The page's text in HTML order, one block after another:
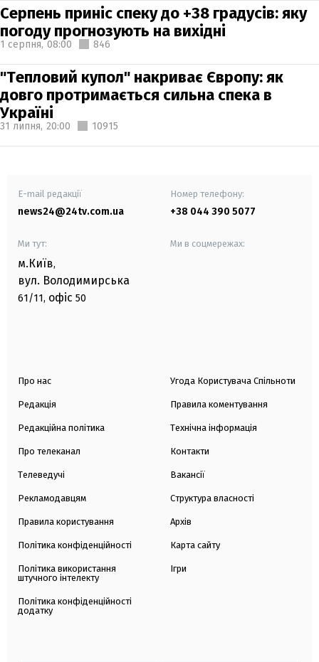
Серпень приніс спеку до +38 градусів: яку
погоду прогнозують на вихідні
1 серпня, 08:00 846
"Тепловий купол" накриває Європу: як
довго протримається сильна спека в
Україні
31 липня, 20:00 10915
E-mail редакції
news24@24tv.com.ua
Номер телефону:
+38 044 390 5077
Ми тут:
м.Київ,
вул. Володимирська
61/11, офіс 50
Ми в соцмережах:
Про нас
Редакція
Редакційна політика
Про телеканал
Телеведучі
Рекламодавцям
Правила користування
Політика конфіденційності
Політика використання
штучного інтелекту
Політика конфіденційності
додатку
Угода Користувача Спільноти
Правила коментування
Технічна інформація
Контакти
Вакансії
Структура власності
Архів
Карта сайту
Ігри